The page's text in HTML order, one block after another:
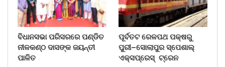
ବିଧାନସଭା ପରିସରରେ ପଣ୍ଡିତ
ନୀଳକଣ୍ଠ ଦାସଙ୍କ ଜୟନ୍ତୀ
ପାଳିତ
ପୂର୍ବତଟ ରେଳପଥ ପକ୍ଷରୁ
ପୁରୀ–ସୋଲାପୁର ସ୍ପେଶାଲ୍
ଏକ୍ସପ୍ରେସ୍ ଟ୍ରେନ